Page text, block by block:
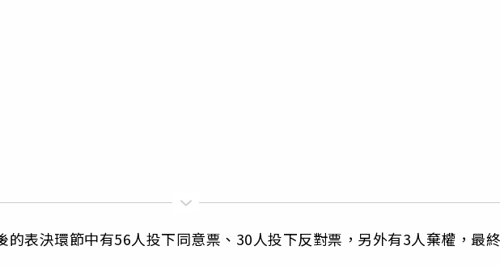
的表決環節中有56人投下同意票、30人投下反對票，另外有3人棄權，最終